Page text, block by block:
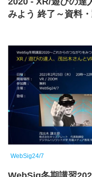
みよう 終了～資料
WebSig24/7